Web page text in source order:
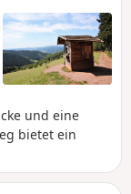
und eine
bietet ein